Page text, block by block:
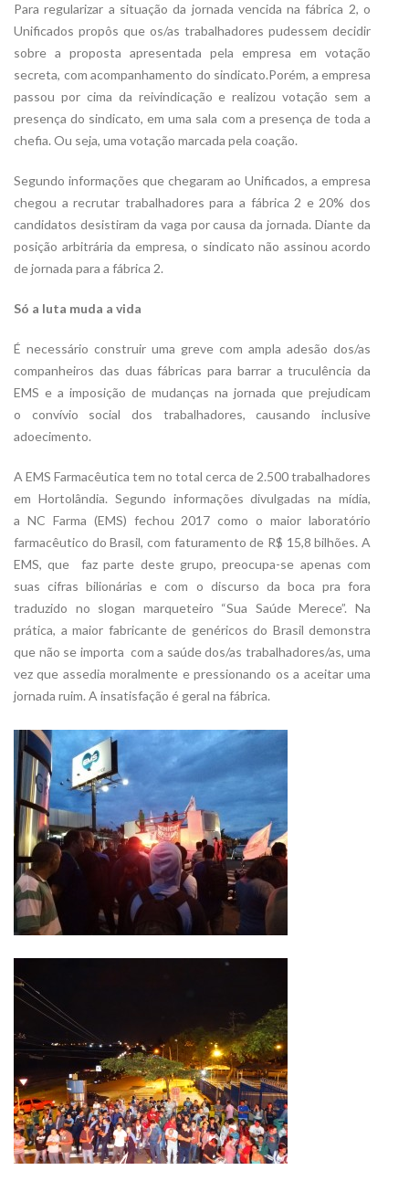
Para regularizar a situação da jornada vencida na fábrica 2, o
Unificados propôs que os/as trabalhadores pudessem decidir
sobre a proposta apresentada pela empresa em votação
secreta, com acompanhamento do sindicato.Porém, a empresa
passou por cima da reivindicação e realizou votação sem a
presença do sindicato, em uma sala com a presença de toda a
chefia. Ou seja, uma votação marcada pela coação.
Segundo informações que chegaram ao Unificados, a empresa
chegou a recrutar trabalhadores para a fábrica 2 e 20% dos
candidatos desistiram da vaga por causa da jornada. Diante da
posição arbitrária da empresa, o sindicato não assinou acordo
de jornada para a fábrica 2.
Só a luta muda a vida
É necessário construir uma greve com ampla adesão dos/as
companheiros das duas fábricas para barrar a truculência da
EMS e a imposição de mudanças na jornada que prejudicam
o convívio social dos trabalhadores, causando inclusive
adoecimento.
A EMS Farmacêutica tem no total cerca de 2.500 trabalhadores
em Hortolândia. Segundo informações divulgadas na mídia,
a NC Farma (EMS) fechou 2017 como o maior laboratório
farmacêutico do Brasil, com faturamento de R$ 15,8 bilhões. A
EMS, que faz parte deste grupo, preocupa-se apenas com
suas cifras bilionárias e com o discurso da boca pra fora
traduzido no slogan marqueteiro “Sua Saúde Merece”. Na
prática, a maior fabricante de genéricos do Brasil demonstra
que não se importa com a saúde dos/as trabalhadores/as, uma
vez que assedia moralmente e pressionando os a aceitar uma
jornada ruim. A insatisfação é geral na fábrica.